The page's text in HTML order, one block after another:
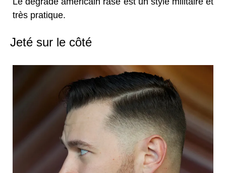
très pratique.
Jeté sur le côté